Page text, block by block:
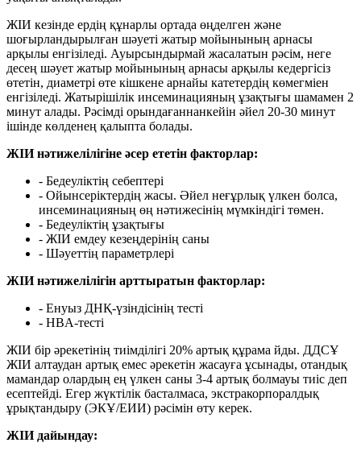
ЖІИ кезінде ердің құнарлы ортада өңделген және
шоғырландырылған шәуеті жатыр мойынының арнасы
арқылы енгізіледі. Ауырсындырмай жасалатын рәсім, неге
десең шәует жатыр мойынының арнасы арқылы кедергісіз
өтетін, диаметрі өте кішкене арнайы катетердің көмегміен
енгізіледі. Жатырішілік инсеминацияның ұзақтығы шамамен 2
минут алады. Рәсімді орындағаннанкейін әйел 20-30 минут
ішінде көлденең қалыпта болады.
ЖІИ нәтижелілігіне әсер ететін факторлар:
- Бедеуліктің себептері
- Ойынсеріктердің жасы. Әйел неғұрлық үлкен болса,
инсеминацияның өң нәтижесінің мүмкіндігі төмен.
- Бедеуліктің ұзақтығы
- ЖІИ емдеу кезеңдерінің саны
- Шәуеттің параметрлері
ЖІИ нәтижелілігін арттыратын факторлар:
- Енуыз ДНҚ-үзіндісінің тесті
- HBA-тесті
ЖІИ бір әрекетінің тиімділігі 20% артық құрама йды. ДДСҰ
ЖІИ алтаудан артық емес әрекетін жасауға ұсынады, отандық
мамандар олардың ең үлкен саны 3-4 артық болмауы тиіс деп
есептейді. Егер жүктілік басталмаса, экстракорпоралдық
ұрықтандыру (ЭКҰ/ЕИИ) рәсімін өту керек.
ЖІИ дайындау: